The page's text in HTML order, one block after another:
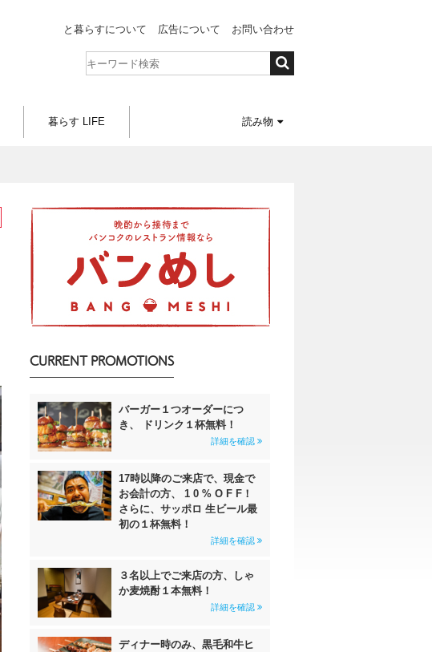
と暮らすについて 広告について お問い合わせ
暮らす LIFE 読み物
CURRENT PROMOTIONS
バーガー１つオーダーにつ
き、 ドリンク１杯無料！
詳細を確認
17時以降のご来店で、現金で
お会計の方、 1 0 % O F F！
さらに、サッポロ 生ビール最
初の１杯無料！
詳細を確認
３名以上でご来店の方、しゃ
か麦焼酎１本無料！
詳細を確認
ディナー時のみ、黒毛和牛ヒ